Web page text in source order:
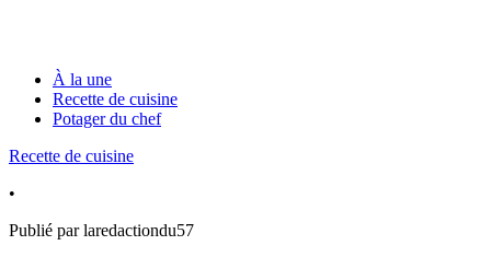
À la une
Recette de cuisine
Potager du chef
Recette de cuisine
•
Publié par laredactiondu57